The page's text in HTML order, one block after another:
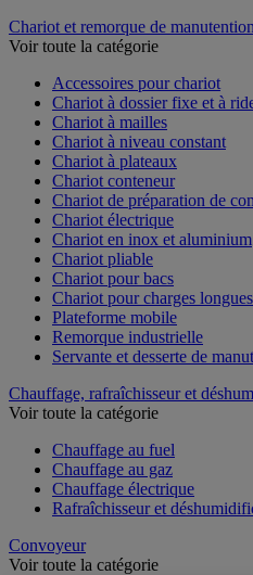
Chariot et remorque de
Voir toute la catégorie
Accessoires pour chariot
Chariot à dossier fixe et à
Chariot à mailles
Chariot à niveau constant
Chariot à plateaux
Chariot conteneur
Chariot de préparation de
Chariot électrique
Chariot en inox et aluminium
Chariot pliable
Chariot pour bacs
Chariot pour charges
Plateforme mobile
Remorque industrielle
Servante et desserte de
Chauffage, rafraîchisseur et
Voir toute la catégorie
Chauffage au fuel
Chauffage au gaz
Chauffage électrique
Rafraîchisseur et
Convoyeur
Voir toute la catégorie